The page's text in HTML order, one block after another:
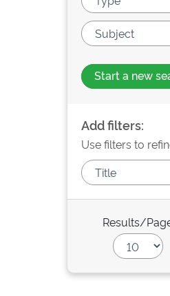
Start a new
Add filters:
Use filters to
Results/